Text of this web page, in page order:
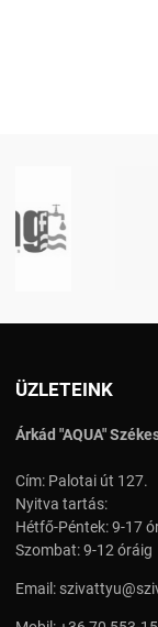
ÜZLETEINK
Árkád "AQUA"
Cím: Palotai út 127.
Nyitva tartás:
Hétfő-Péntek: 9-17
Szombat: 9-12 óráig
Email: